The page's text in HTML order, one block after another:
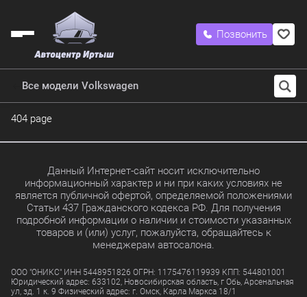
Позвонить
Все модели Volkswagen
404 page
Данный Интернет-сайт носит исключительно
информационный характер и ни при каких условиях не
является публичной офертой, определяемой положениями
Статьи 437 Гражданского кодекса РФ. Для получения
подробной информации о наличии и стоимости указанных
товаров и (или) услуг, пожалуйста, обращайтесь к
менеджерам автосалона.
ООО "ОНИКС" ИНН 5448951826 ОГРН: 1175476119939 КПП: 544801001
Юридический адрес: 633102, Новосибирская область, г Обь, Арсенальная
ул, зд. 1 к. 9 Физический адрес: г. Омск, Карла Маркса 18/1